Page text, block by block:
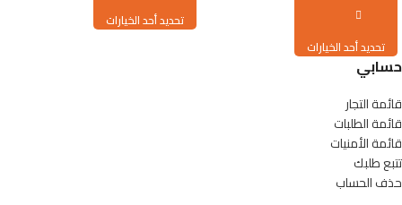
تحديد أحد الخيارات
تحديد أحد الخيارات
حسابي
قائمة التجار
قائمة الطلبات
قائمة الأمنيات
تتبع طلبك
حذف الحساب